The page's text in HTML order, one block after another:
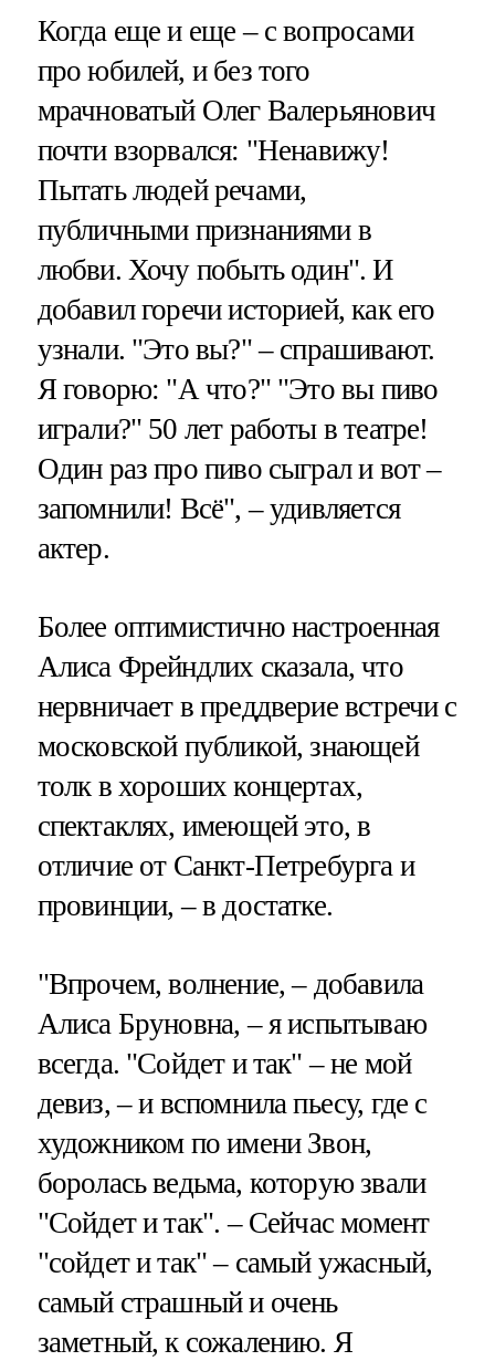
Когда еще и еще – с вопросами
про юбилей, и без того
мрачноватый Олег Валерьянович
почти взорвался: "Ненавижу!
Пытать людей речами,
публичными признаниями в
любви. Хочу побыть один". И
добавил горечи историей, как его
узнали. "Это вы?" – спрашивают.
Я говорю: "А что?" "Это вы пиво
играли?" 50 лет работы в театре!
Один раз про пиво сыграл и вот –
запомнили! Всё", – удивляется
актер.
Более оптимистично настроенная
Алиса Фрейндлих сказала, что
нервничает в преддверие встречи с
московской публикой, знающей
толк в хороших концертах,
спектаклях, имеющей это, в
отличие от Санкт-Петребурга и
провинции, – в достатке.
"Впрочем, волнение, – добавила
Алиса Бруновна, – я испытываю
всегда. "Сойдет и так" – не мой
девиз, – и вспомнила пьесу, где с
художником по имени Звон,
боролась ведьма, которую звали
"Сойдет и так". – Сейчас момент
"сойдет и так" – самый ужасный,
самый страшный и очень
заметный, к сожалению. Я